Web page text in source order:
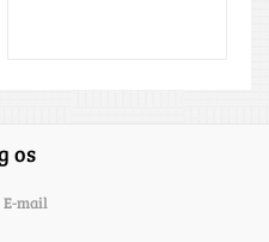
os
E-mail